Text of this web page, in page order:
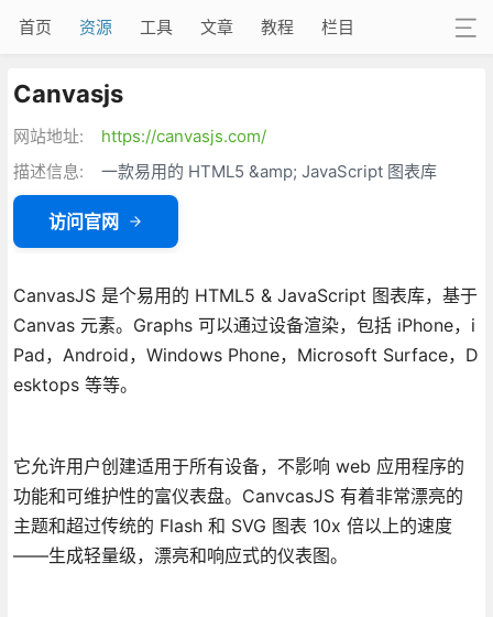
首页 资源 工具 文章 教程 栏目
Canvasjs
网站地址:
https://canvasjs.com/
描述信息:
一款易用的 HTML5 &amp; JavaScript 图表库
访问官网
CanvasJS 是个易用的 HTML5 & JavaScript 图表库，基于
Canvas 元素。Graphs 可以通过设备渲染，包括 iPhone，i
Pad，Android，Windows Phone，Microsoft Surface，D
esktops 等等。
它允许用户创建适用于所有设备，不影响 web 应用程序的
功能和可维护性的富仪表盘。CanvcasJS 有着非常漂亮的
主题和超过传统的 Flash 和 SVG 图表 10x 倍以上的速度
——生成轻量级，漂亮和响应式的仪表图。